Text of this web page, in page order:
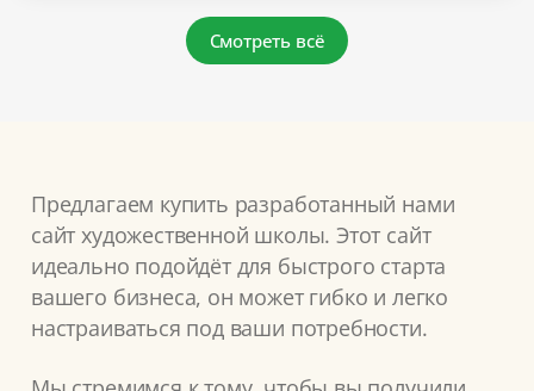
Смотреть всё
Предлагаем купить разработанный нами
сайт художественной школы. Этот сайт
идеально подойдёт для быстрого старта
вашего бизнеса, он может гибко и легко
настраиваться под ваши потребности.